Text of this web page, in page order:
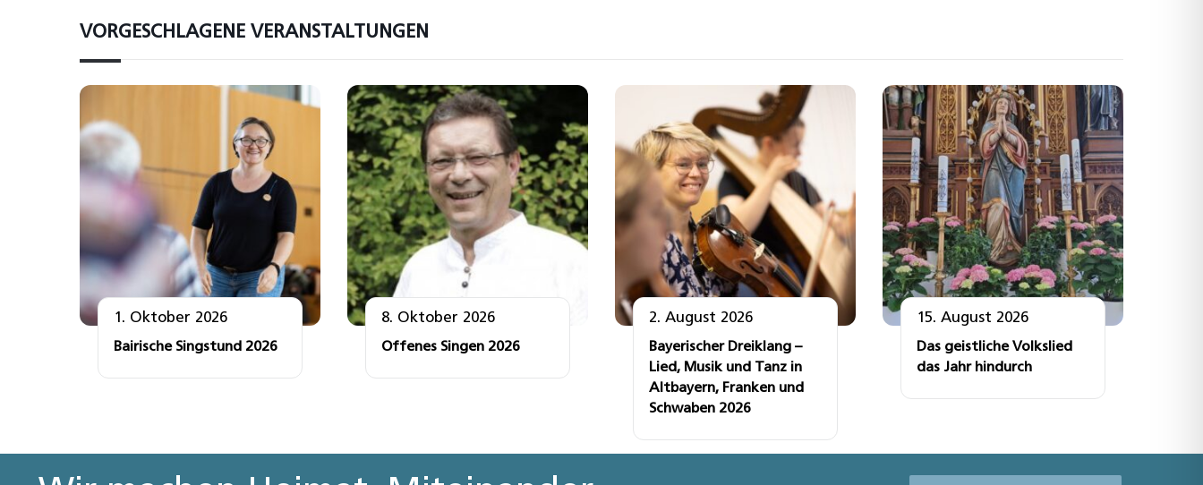
VORGESCHLAGENE VERANSTALTUNGEN
1. Oktober 2026
Bairische Singstund 2026
8. Oktober 2026
Offenes Singen 2026
2. August 2026
Bayerischer Dreiklang –
Lied, Musik und Tanz in
Altbayern, Franken und
Schwaben 2026
15. August 2026
Das geistliche Volkslied
das Jahr hindurch